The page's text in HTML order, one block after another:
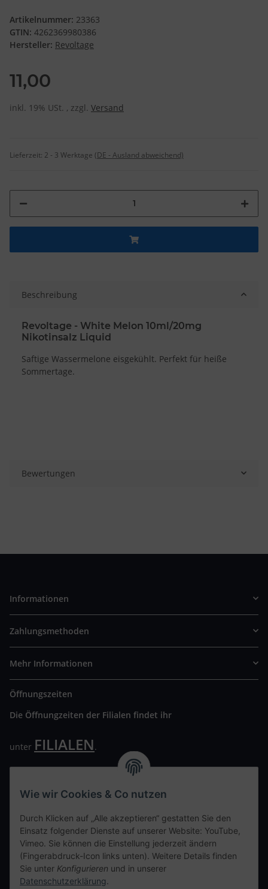
Artikelnummer: 23363
GTIN: 4262369980386
Hersteller: Revoltage
11,00
inkl. 19% USt. , zzgl. Versand
Lieferzeit: 2 - 3 Werktage (DE - Ausland abweichend)
Beschreibung
Revoltage - White Melon 10ml/20mg
Nikotinsalz Liquid
Saftige Wassermelone eisgekühlt. Perfekt für heiße
Sommertage.
Bewertungen
Informationen
Zahlungsmethoden
Mehr Informationen
Öffnungszeiten
Die Öffnungzeiten der Filialen findet ihr
unter FILIALEN.
Wir freuen uns auf Euren Besuch. Bitte beachtet die
Kontaktdaten
tweet
Wie wir Cookies & Co nutzen
Durch Klicken auf „Alle akzeptieren“ gestatten Sie den
Einsatz folgender Dienste auf unserer Website: YouTube,
Vimeo. Sie können die Einstellung jederzeit ändern
(Fingerabdruck-Icon links unten). Weitere Details finden
Sie unter Konfigurieren und in unserer
Datenschutzerklärung.